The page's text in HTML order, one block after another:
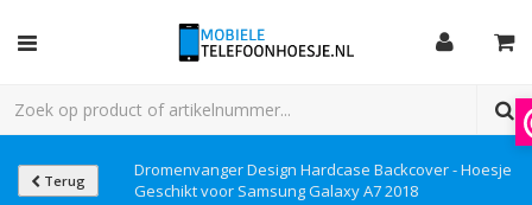
Terug
Dromenvanger Design Hardcase Backcover - Hoesje
Geschikt voor Samsung Galaxy A7 2018